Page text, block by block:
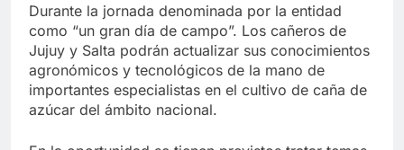
Durante la jornada denominada por la entidad
como “un gran día de campo”. Los cañeros de
Jujuy y Salta podrán actualizar sus conocimientos
agronómicos y tecnológicos de la mano de
importantes especialistas en el cultivo de caña de
azúcar del ámbito nacional.